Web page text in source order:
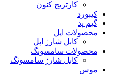
کارتریج کنون
کیبورد
گیم پد
محصولات اپل
کابل شارژ اپل
محصولات سامسونگ
کابل شارژ سامسونگ
موس